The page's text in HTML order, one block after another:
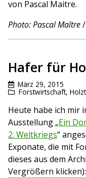
von Pascal Maitre.
Photo: Pascal Maître/
Hafer für
März 29, 2015
Forstwirtschaft,
Heute habe ich mir
Ausstellung „Ein
2. Weltkriegs“
Exponate, die mit
dieses aus dem
Vergrößern klicken):